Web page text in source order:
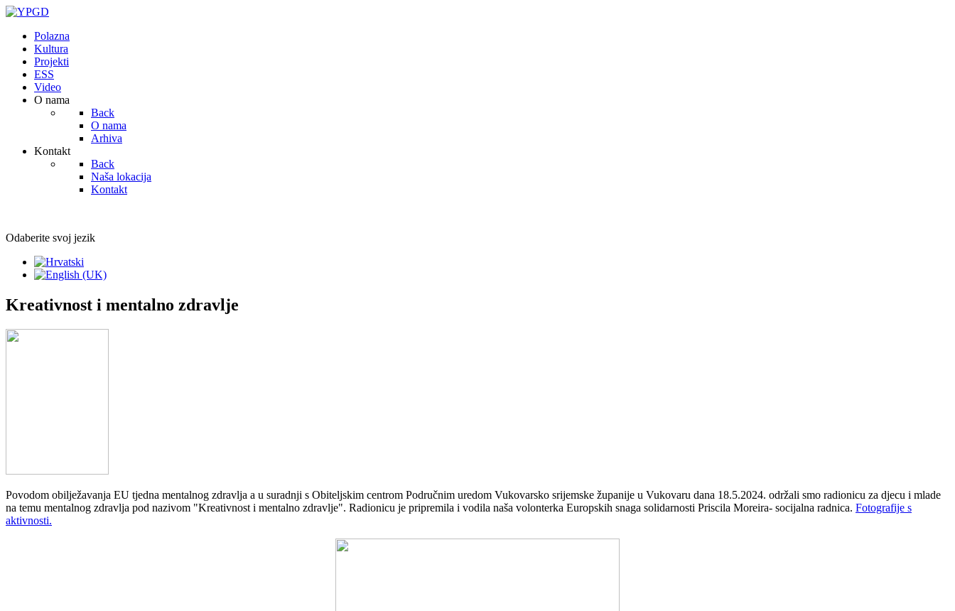
Polazna
Kultura
Projekti
ESS
Video
O nama
Back
O nama
Arhiva
Kontakt
Back
Naša lokacija
Kontakt
Odaberite svoj jezik
Kreativnost i mentalno zdravlje
Povodom obilježavanja EU tjedna mentalnog zdravlja a u suradnji s Obiteljskim centrom Područnim uredom Vukovarsko srijemske županije u Vukovaru dana 18.5.2024. održali smo radionicu za djecu i mlade
na temu mentalnog zdravlja pod nazivom "Kreativnost i mentalno zdravlje". Radionicu je pripremila i vodila naša volonterka Europskih snaga solidarnosti Priscila Moreira- socijalna radnica. Fotografije s
aktivnosti.